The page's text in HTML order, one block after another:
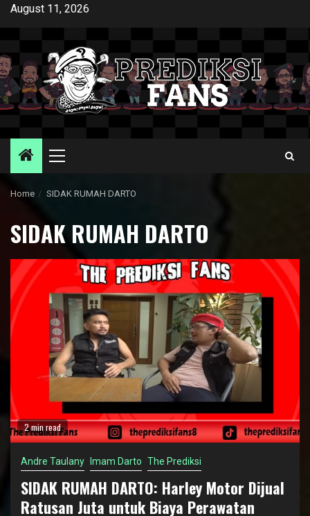
SkipAugust 11, 2026
Primary
Home SIDAK RUMAH DARTO
SIDAK RUMAH DARTO
2 min read
Andre Taulany Imam Darto The Prediksi
SIDAK RUMAH DARTO: Harley Motor Dijual
Ratusan Juta untuk Biaya Perawatan